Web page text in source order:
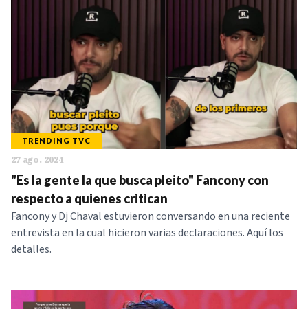
TRENDING TVC
27 ago. 2024
"Es la gente la que busca pleito" Fancony con
respecto a quienes critican
Fancony y Dj Chaval estuvieron conversando en una reciente
entrevista en la cual hicieron varias declaraciones. Aquí los
detalles.